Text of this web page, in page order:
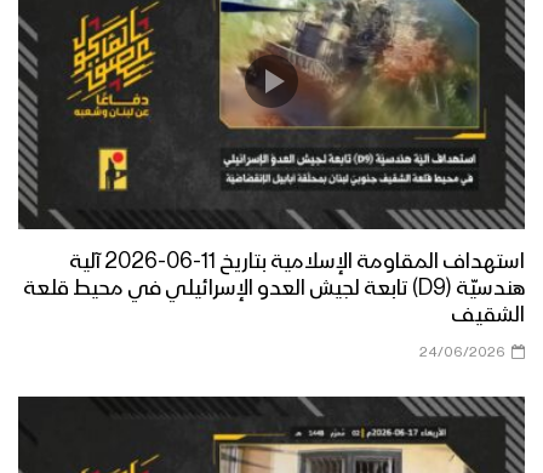
استهداف المقاومة الإسلامية بتاريخ 11-06-2026 آلية
هندسيّة (D9) تابعة لجيش العدو الإسرائيلي في محيط قلعة
الشقيف
24/06/2026